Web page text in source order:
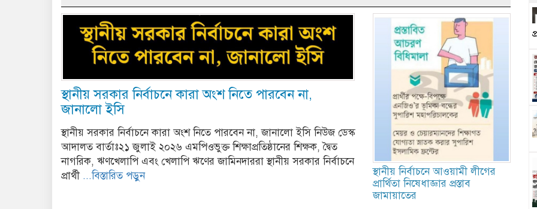
স্থানীয় সরকার নির্বাচনে কারা অংশ নিতে পারবেন না,
জানালো ইসি
স্থানীয় সরকার নির্বাচনে কারা অংশ নিতে পারবেন না, জানালো ইসি নিউজ ডেস্ক
আদালত বার্তাঃ২১ জুলাই ২০২৬ এমপিওভুক্ত শিক্ষাপ্রতিষ্ঠানের শিক্ষক, দ্বৈত
নাগরিক, ঋণখেলাপি এবং খেলাপি ঋণের জামিনদাররা স্থানীয় সরকার নির্বাচনে
প্রার্থী ...বিস্তারিত পড়ুন
স্থানীয় নির্বাচনে আওয়ামী লীগের
প্রার্থিতা নিষেধাজ্ঞার প্রস্তাব
জামায়াতের